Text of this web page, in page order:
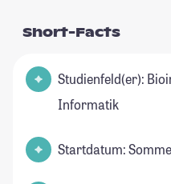
Short-Facts
Studienfeld(er):
Informatik
Startdatum: